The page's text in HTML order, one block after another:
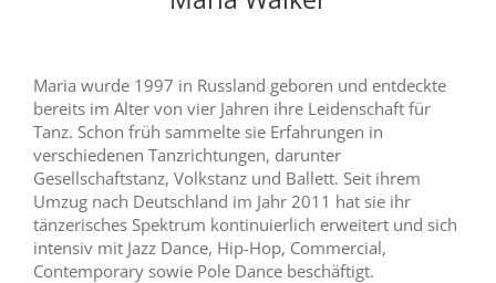
Maria wurde 1997 in Russland geboren und entdeckte
bereits im Alter von vier Jahren ihre Leidenschaft für
Tanz. Schon früh sammelte sie Erfahrungen in
verschiedenen Tanzrichtungen, darunter
Gesellschaftstanz, Volkstanz und Ballett. Seit ihrem
Umzug nach Deutschland im Jahr 2011 hat sie ihr
tänzerisches Spektrum kontinuierlich erweitert und sich
intensiv mit Jazz Dance, Hip-Hop, Commercial,
Contemporary sowie Pole Dance beschäftigt.